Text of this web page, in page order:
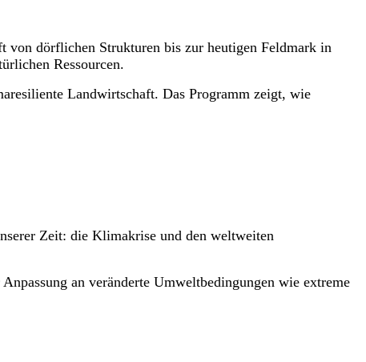
dörflichen Strukturen bis zur heutigen Feldmark in
Ressourcen.
Landwirtschaft. Das Programm zeigt, wie
Zeit: die Klimakrise und den weltweiten
an veränderte Umweltbedingungen wie extreme